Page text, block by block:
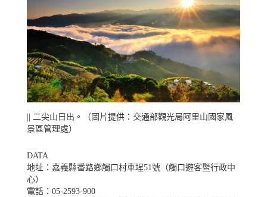
|| 二尖山日出。（圖片提供：交通部觀光局阿里山國家風
景區管理處）
DATA
地址：嘉義縣番路鄉觸口村車埕51號（觸口遊客暨行政中
心）
電話：05-2593-900